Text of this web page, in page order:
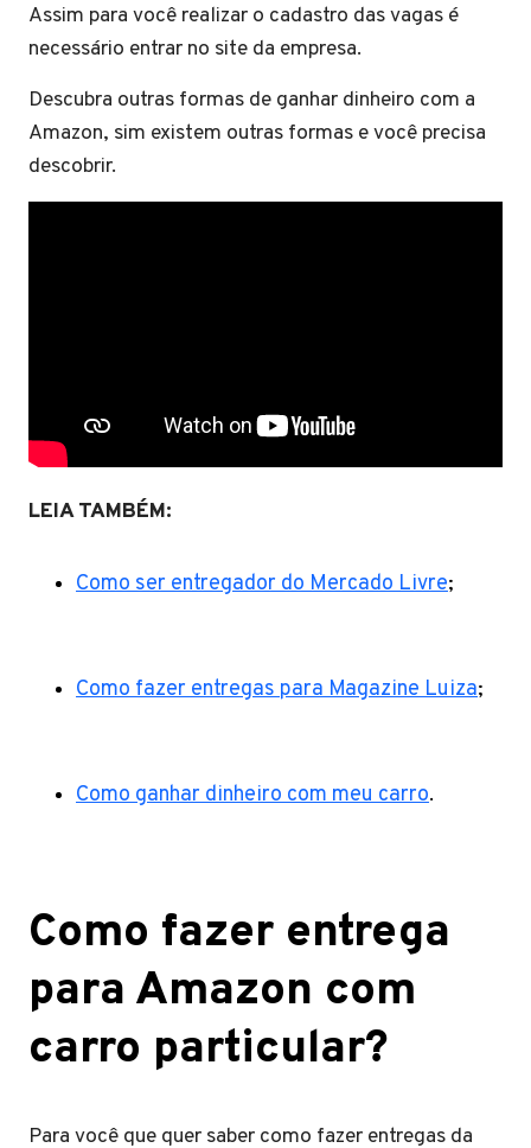
Assim para você realizar o cadastro das vagas é
necessário entrar no site da empresa.
Descubra outras formas de ganhar dinheiro com a
Amazon, sim existem outras formas e você precisa
descobrir.
LEIA TAMBÉM:
Como ser entregador do Mercado Livre;
Como fazer entregas para Magazine Luiza;
Como ganhar dinheiro com meu carro.
Como fazer entrega
para Amazon com
carro particular?
Para você que quer saber como fazer entregas da